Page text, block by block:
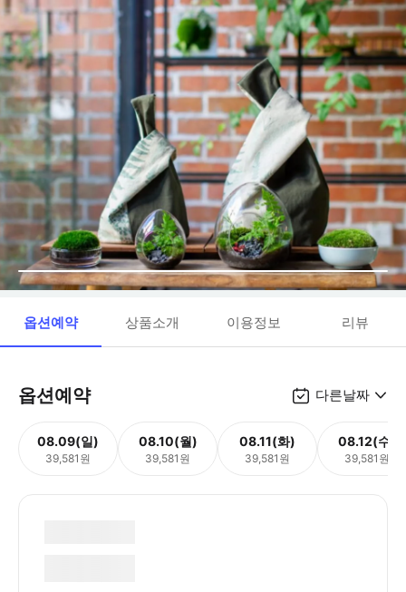
옵션예약 상품소개 이용정보 리뷰
옵션예약 다른날짜
08.09(일)
39,581원
08.10(월)
39,581원
08.11(화)
39,581원
08.12(수)
39,581원